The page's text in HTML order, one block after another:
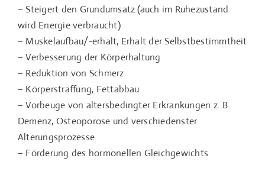
– Steigert den Grundumsatz (auch im Ruhezustand
wird Energie verbraucht)
– Muskelaufbau/-erhalt, Erhalt der Selbstbestimmtheit
– Verbesserung der Körperhaltung
– Reduktion von Schmerz
– Körperstraffung, Fettabbau
– Vorbeuge von altersbedingter Erkrankungen z. B.
Demenz, Osteoporose und verschiedenster
Alterungsprozesse
– Förderung des hormonellen Gleichgewichts